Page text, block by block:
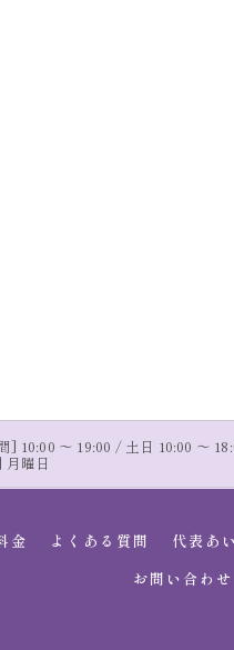
] 10:00 〜 19:00 / 土日 10:00 〜
曜日
金 よくある質問 代表あ
お問い合わせ